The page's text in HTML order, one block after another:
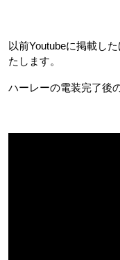
以前Youtubeに掲載し
たします。
ハーレーの電装完了後